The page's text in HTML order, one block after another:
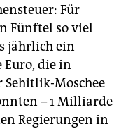
Für
Fünftel so viel
jährlich ein
die in
Moschee
– 1 Milliarde
Regierungen in